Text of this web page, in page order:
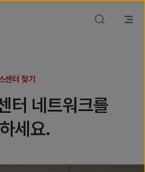
센터 찾기
터 네트워크를
세요.